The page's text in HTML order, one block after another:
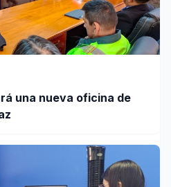
una nueva oficina de